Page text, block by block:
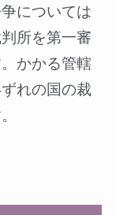
については
所を第一審
かかる管轄
れの国の裁